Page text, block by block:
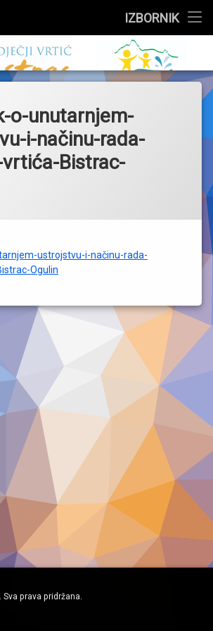
IZBORNIK
Dječji vrtić
o-unutarnjem-
i-načinu-rada-
Bistrac-
ustrojstvu-i-načinu-rada-
Ogulin
prava pridržana.